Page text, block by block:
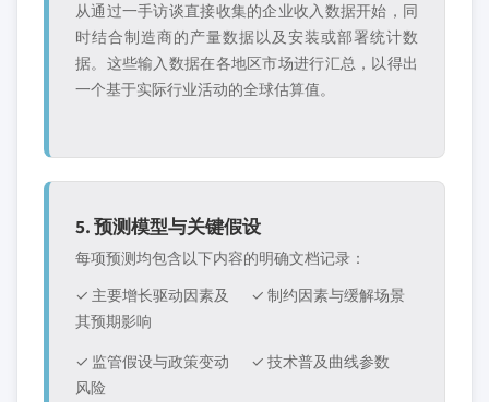
从通过一手访谈直接收集的企业收入数据开始，同
时结合制造商的产量数据以及安装或部署统计数
据。这些输入数据在各地区市场进行汇总，以得出
一个基于实际行业活动的全球估算值。
5. 预测模型与关键假设
每项预测均包含以下内容的明确文档记录：
✓ 主要增长驱动因素及
其预期影响
✓ 制约因素与缓解场景
✓ 监管假设与政策变动
风险
✓ 技术普及曲线参数